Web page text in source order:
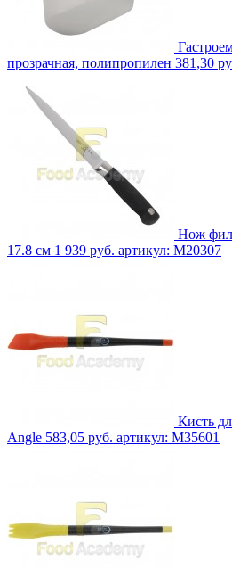
прозрачная, полипропилен 381,30
Нож
17.8 см 1 939 руб. артикул: M20307
Кисть
Angle 583,05 руб. артикул: M35601